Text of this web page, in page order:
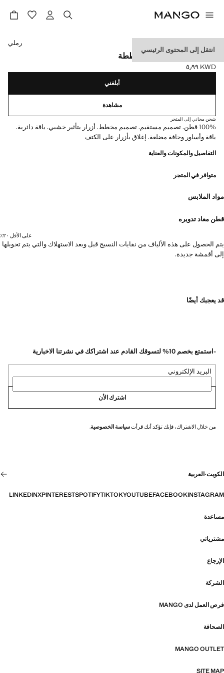
انتقل إلى المحتوى الرئيسي
سترة من مزيج القطن مخططة
السعر الحالي [KWD ٥٫٩٩ ]
KWD ٥٫٩٩
حدد اللون
رملي
أبلغني
مشاهدة
شحن مجاني إلى المتجر
100% قطن. تصميم مستقيم. تصميم مخطط. أزرار بتأثير خشبي. ياقة دائرية.
ياقة وأساور وحافة مضلعة. إغلاق بأزرار على الكتف
التفاصيل والمكونات والعناية
متوافر في المتجر
مواد الملابس
قطن معاد تدويره
على الأقل ٢٠٪؜
يتم الحصول على هذه الألياف من نفايات النسيج قبل وبعد الاستهلاك والتي يتم تحويلها
إلى أقمشة جديدة.
قد يعجبك أيضًا
-استمتع بخصم 10% لتسوقك القادم عند اشتراكك في نشرتنا الاخبارية
البريد الإلكتروني
اشترك الأن
من خلال الاشتراك، فإنك تؤكد أنك قرأتسياسة الخصوصية.
الكويت·العربية
INSTAGRAM
FACEBOOK
YOUTUBE
TIKTOK
SPOTIFY
PINTEREST
X
LINKEDIN
مساعدة
مشترياتي
الإرجاع
الشركة
فرص العمل لدى MANGO
الصحافة
MANGO OUTLET
SITE MAP